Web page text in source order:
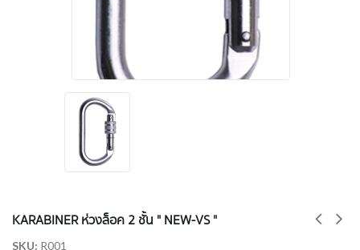
KARABINER ห่วงล็อค 2 ชั้น " NEW-VS "
SKU: R001